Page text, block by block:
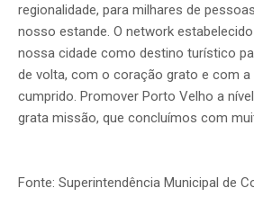
regionalidade, para milhares de
nosso estande. O network
nossa cidade como destino turístico
de volta, com o coração grato e com a
cumprido. Promover Porto Velho a
grata missão, que concluímos com
Fonte: Superintendência Municipal de